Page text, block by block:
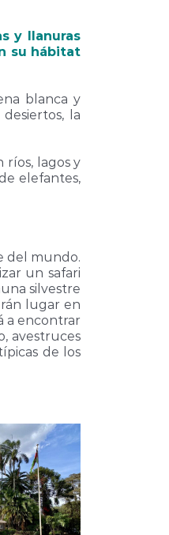
y llanuras
su hábitat
blanca y
la
ríos, lagos y
elefantes,
del mundo.
un safari
silvestre
lugar en
a encontrar
avestruces
de los